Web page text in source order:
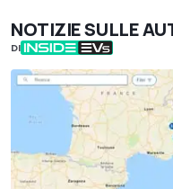
NOTIZIE SULLE
DI